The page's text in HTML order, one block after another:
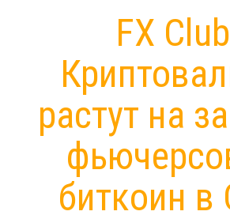
FX
растут на
биткоин